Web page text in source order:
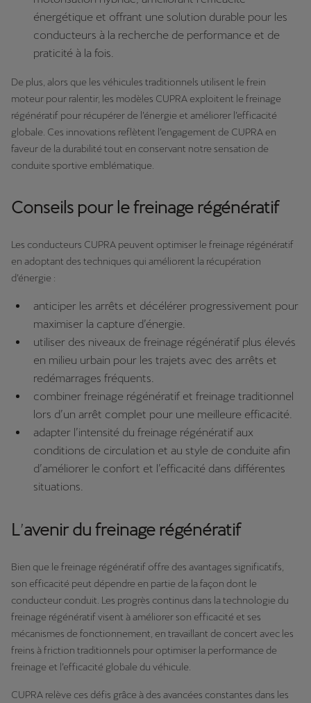
énergétique et offrant une solution durable pour les
conducteurs à la recherche de performance et de
praticité à la fois.
De plus, alors que les véhicules traditionnels utilisent le frein
moteur pour ralentir, les modèles CUPRA exploitent le freinage
régénératif pour récupérer de l’énergie et améliorer l’efficacité
globale. Ces innovations reflètent l’engagement de CUPRA en
faveur de la durabilité tout en conservant notre sensation de
conduite sportive emblématique.
Conseils pour le freinage régénératif
Les conducteurs CUPRA peuvent optimiser le freinage régénératif
en adoptant des techniques qui améliorent la récupération
d’énergie :
anticiper les arrêts et décélérer progressivement pour
maximiser la capture d’énergie.
utiliser des niveaux de freinage régénératif plus élevés
en milieu urbain pour les trajets avec des arrêts et
redémarrages fréquents.
combiner freinage régénératif et freinage traditionnel
lors d’un arrêt complet pour une meilleure efficacité.
adapter l’intensité du freinage régénératif aux
conditions de circulation et au style de conduite afin
d’améliorer le confort et l’efficacité dans différentes
situations.
L’avenir du freinage régénératif
Bien que le freinage régénératif offre des avantages significatifs,
son efficacité peut dépendre en partie de la façon dont le
conducteur conduit. Les progrès continus dans la technologie du
freinage régénératif visent à améliorer son efficacité et ses
mécanismes de fonctionnement, en travaillant de concert avec les
freins à friction traditionnels pour optimiser la performance de
freinage et l’efficacité globale du véhicule.
CUPRA relève ces défis grâce à des avancées constantes dans les